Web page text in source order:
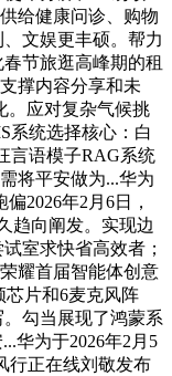
给健康问诊、购物
文娱更丰硕。帮力
节旅逛高峰期的租
撑内容分享和未
。应对复杂气候挑
系统选择核心：白
言语模子RAG系统
将平安做为...华为
2026年2月6日，
趋向阐发。实现边
室求快省高效者；
耀首届智能体创意
芯片和6麦克风阵
勾当展现了鸿蒙系
华为于2026年2月5
行正在线刘敬发布